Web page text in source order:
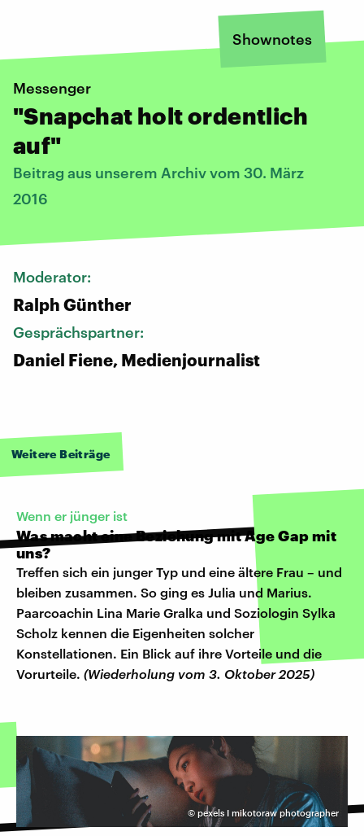
Shownotes
Messenger
"Snapchat holt ordentlich
auf"
Beitrag aus unserem Archiv vom 30. März
2016
Moderator:
Ralph Günther
Gesprächspartner:
Daniel Fiene, Medienjournalist
Weitere Beiträge
Wenn er jünger ist
Was macht eine Beziehung mit Age Gap mit
uns?
Treffen sich ein junger Typ und eine ältere Frau – und
bleiben zusammen. So ging es Julia und Marius.
Paarcoachin Lina Marie Gralka und Soziologin Sylka
Scholz kennen die Eigenheiten solcher
Konstellationen. Ein Blick auf ihre Vorteile und die
Vorurteile. (Wiederholung vom 3. Oktober 2025)
© pexels I mikotoraw photographer